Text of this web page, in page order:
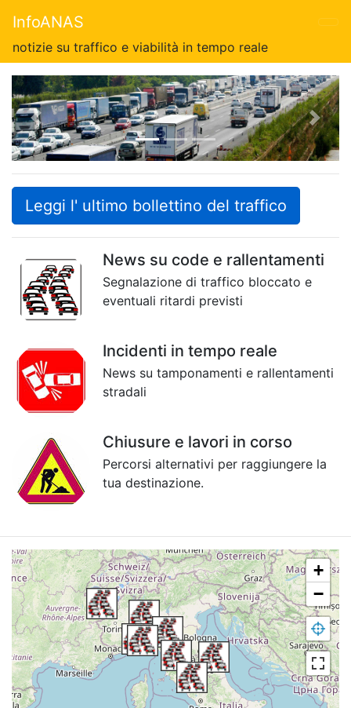
InfoANAS
notizie su traffico e viabilità in tempo reale
Previous Next
Leggi l' ultimo bollettino del traffico
News su code e rallentamenti
Segnalazione di traffico bloccato e
eventuali ritardi previsti
Incidenti in tempo reale
News su tamponamenti e rallentamenti
stradali
Chiusure e lavori in corso
Percorsi alternativi per raggiungere la
tua destinazione.
+
−